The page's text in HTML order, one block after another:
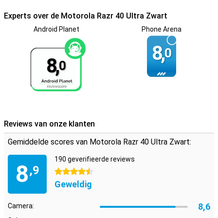
Ook heeft dit toestel een NFC-chip, waardoor je er gemakkelijk mee
betaalt en gegevens uitwisselt met andere NFC-apparaten.
Experts over de Motorola Razr 40 Ultra Zwart
Android Planet
8,0
Phone Arena
8,0
Reviews van onze klanten
Gemiddelde scores van Motorola Razr 40 Ultra Zwart:
8,9
190 geverifieerde reviews
4.5 sterren
Geweldig
Camera: 8,6